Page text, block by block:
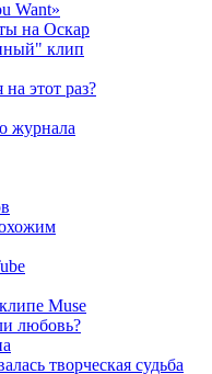
Want»
на Оскар
клип
этот раз?
журнала
Muse
любовь?
творческая судьба